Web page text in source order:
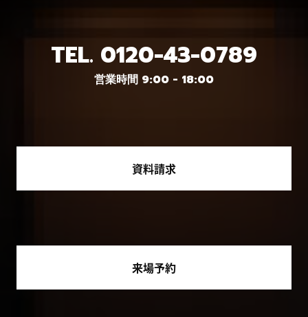
TEL. 0120-43-0789
営業時間 9:00 - 18:00
資料請求
来場予約